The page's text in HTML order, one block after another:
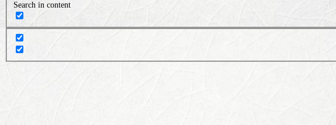
Search in content